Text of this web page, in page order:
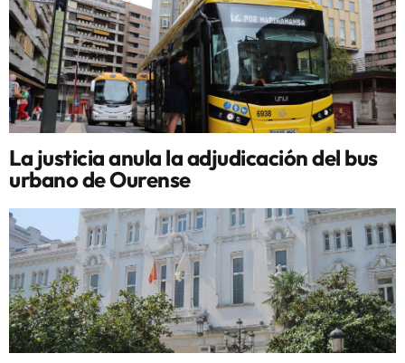
La justicia anula la adjudicación del bus
urbano de Ourense